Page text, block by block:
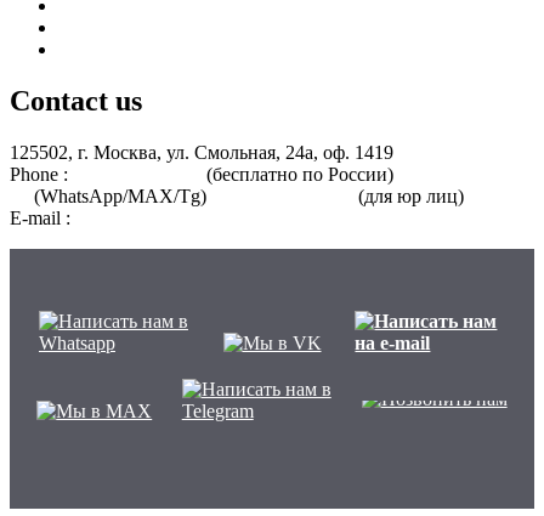
Contact us
125502, г. Москва, ул. Смольная, 24а, оф. 1419
Phone :
(бесплатно по России)
(WhatsApp/MAX/Tg)
(для юр лиц)
E-mail :